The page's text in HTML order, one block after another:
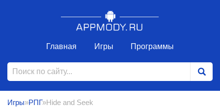
Главная Игры Программы
Игры»РПГ»Hide and Seek